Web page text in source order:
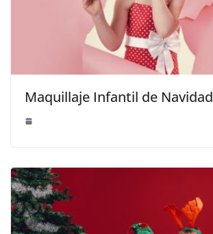
Maquillaje Infantil de Navidad